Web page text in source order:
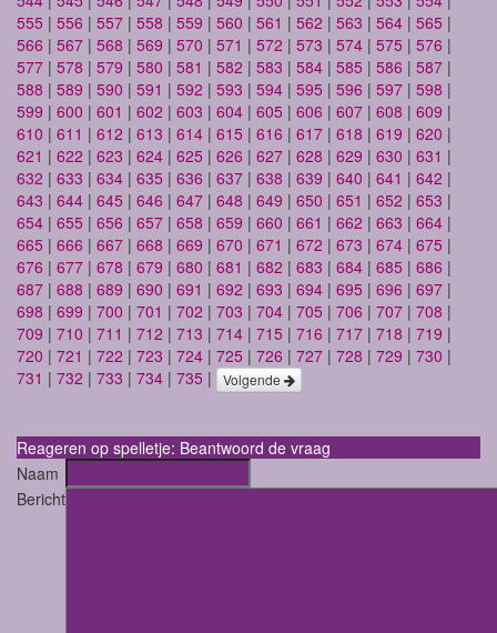
555 | 556 | 557 | 558 | 559 | 560 | 561 | 562 | 563 | 564 | 565 |
566 | 567 | 568 | 569 | 570 | 571 | 572 | 573 | 574 | 575 | 576 |
577 | 578 | 579 | 580 | 581 | 582 | 583 | 584 | 585 | 586 | 587 |
588 | 589 | 590 | 591 | 592 | 593 | 594 | 595 | 596 | 597 | 598 |
599 | 600 | 601 | 602 | 603 | 604 | 605 | 606 | 607 | 608 | 609 |
610 | 611 | 612 | 613 | 614 | 615 | 616 | 617 | 618 | 619 | 620 |
621 | 622 | 623 | 624 | 625 | 626 | 627 | 628 | 629 | 630 | 631 |
632 | 633 | 634 | 635 | 636 | 637 | 638 | 639 | 640 | 641 | 642 |
643 | 644 | 645 | 646 | 647 | 648 | 649 | 650 | 651 | 652 | 653 |
654 | 655 | 656 | 657 | 658 | 659 | 660 | 661 | 662 | 663 | 664 |
665 | 666 | 667 | 668 | 669 | 670 | 671 | 672 | 673 | 674 | 675 |
676 | 677 | 678 | 679 | 680 | 681 | 682 | 683 | 684 | 685 | 686 |
687 | 688 | 689 | 690 | 691 | 692 | 693 | 694 | 695 | 696 | 697 |
698 | 699 | 700 | 701 | 702 | 703 | 704 | 705 | 706 | 707 | 708 |
709 | 710 | 711 | 712 | 713 | 714 | 715 | 716 | 717 | 718 | 719 |
720 | 721 | 722 | 723 | 724 | 725 | 726 | 727 | 728 | 729 | 730 |
731 | 732 | 733 | 734 | 735 | Volgende
Reageren op spelletje: Beantwoord de vraag
Naam
Bericht